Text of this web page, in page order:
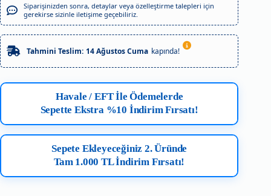
Siparişinizden sonra, detaylar veya özelleştirme talepleri için
gerekirse sizinle iletişime geçebiliriz.
Tahmini Teslim: 14 Ağustos Cuma kapında!
Havale / EFT İle Ödemelerde
Sepette Ekstra %10 İndirim Fırsatı!
Sepete Ekleyeceğiniz 2. Üründe
Tam 1.000 TL İndirim Fırsatı!